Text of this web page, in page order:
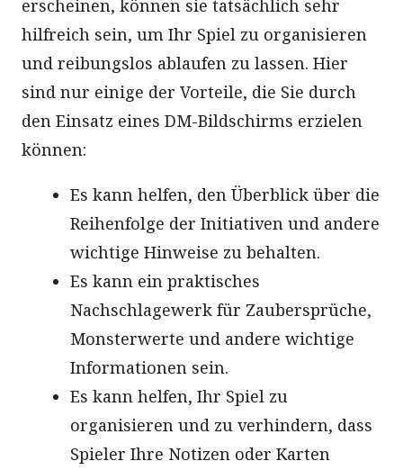
erscheinen, können sie tatsächlich sehr
hilfreich sein, um Ihr Spiel zu organisieren
und reibungslos ablaufen zu lassen. Hier
sind nur einige der Vorteile, die Sie durch
den Einsatz eines DM-Bildschirms erzielen
können:
Es kann helfen, den Überblick über die
Reihenfolge der Initiativen und andere
wichtige Hinweise zu behalten.
Es kann ein praktisches
Nachschlagewerk für Zaubersprüche,
Monsterwerte und andere wichtige
Informationen sein.
Es kann helfen, Ihr Spiel zu
organisieren und zu verhindern, dass
Spieler Ihre Notizen oder Karten